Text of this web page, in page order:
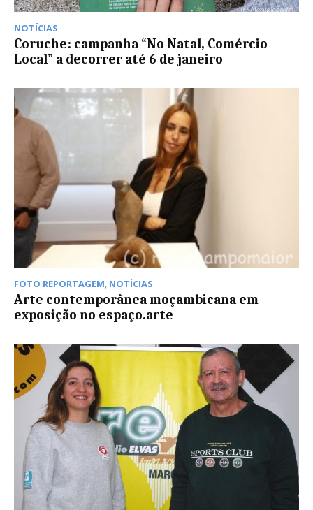
NOTÍCIAS
Coruche: campanha “No Natal, Comércio
Local” a decorrer até 6 de janeiro
FOTO REPORTAGEM, NOTÍCIAS
Arte contemporânea moçambicana em
exposição no espaço.arte